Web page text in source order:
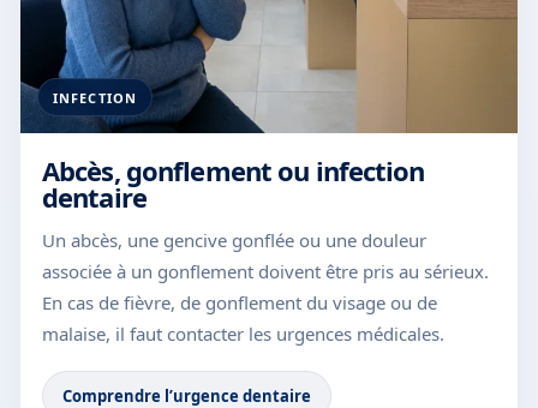
INFECTION
Abcès, gonflement ou infection
dentaire
Un abcès, une gencive gonflée ou une douleur
associée à un gonflement doivent être pris au sérieux.
En cas de fièvre, de gonflement du visage ou de
malaise, il faut contacter les urgences médicales.
Comprendre l’urgence dentaire